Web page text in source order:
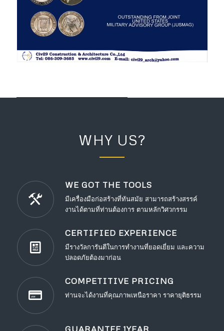
WHY US?
WE GOT THE TOOLS
มีเครื่องมือก่อสร้างที่ทันสมัย สามารถสร้างสรรค์
งานได้ตามที่ท่านต้องการ ตามหลักวิศวกรรม
CERTIFIED EXPERIENCE
มีรางวัลการันตีในการทำงานที่ยอดเยี่ยม และความ
ปลอดภัยต้องมาก่อน
COMPETITIVE PRICING
ท่านจะได้งานที่คุณภาพเหนือราคา ราคายุติธรรม